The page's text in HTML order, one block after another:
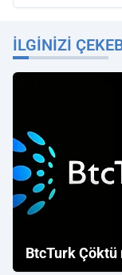
İLGINIZI
BtcTurk Çöktü